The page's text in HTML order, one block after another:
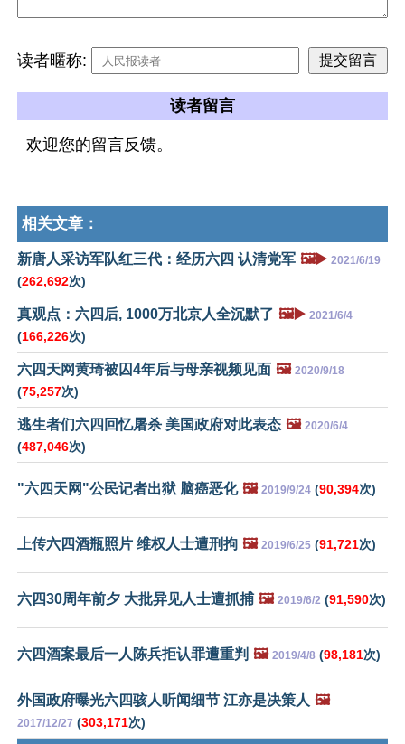
读者暱称:
读者留言
欢迎您的留言反馈。
相关文章：
新唐人采访军队红三代：经历六四 认清党军 🖼️▶️ 2021/6/19
(262,692次)
真观点：六四后, 1000万北京人全沉默了 🖼️▶️ 2021/6/4
(166,226次)
六四天网黄琦被囚4年后与母亲视频见面 🖼️ 2020/9/18
(75,257次)
逃生者们六四回忆屠杀 美国政府对此表态 🖼️ 2020/6/4
(487,046次)
"六四天网"公民记者出狱 脑癌恶化 🖼️ 2019/9/24 (90,394次)
上传六四酒瓶照片 维权人士遭刑拘 🖼️ 2019/6/25 (91,721次)
六四30周年前夕 大批异见人士遭抓捕 🖼️ 2019/6/2 (91,590次)
六四酒案最后一人陈兵拒认罪遭重判 🖼️ 2019/4/8 (98,181次)
外国政府曝光六四骇人听闻细节 江亦是决策人 🖼️
2017/12/27 (303,171次)